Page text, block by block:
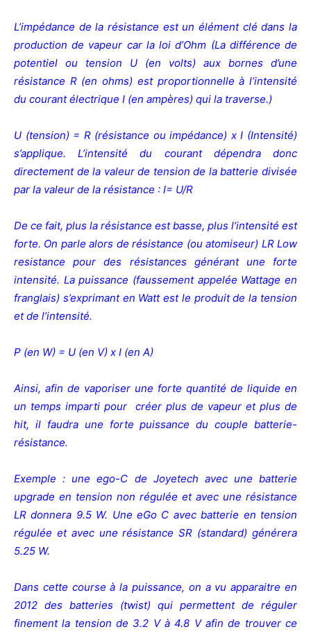
L’impédance de la résistance est un élément clé dans la
production de vapeur car la loi d’Ohm (La différence de
potentiel ou tension U (en volts) aux bornes d’une
résistance R (en ohms) est proportionnelle à l’intensité
du courant électrique I (en ampères) qui la traverse.)
U (tension) = R (résistance ou impédance) x I (Intensité)
s’applique. L’intensité du courant dépendra donc
directement de la valeur de tension de la batterie divisée
par la valeur de la résistance : I= U/R
De ce fait, plus la résistance est basse, plus l’intensité est
forte. On parle alors de résistance (ou atomiseur) LR Low
resistance pour des résistances générant une forte
intensité. La puissance (faussement appelée Wattage en
franglais) s’exprimant en Watt est le produit de la tension
et de l’intensité.
P (en W) = U (en V) x I (en A)
Ainsi, afin de vaporiser une forte quantité de liquide en
un temps imparti pour créer plus de vapeur et plus de
hit, il faudra une forte puissance du couple batterie-
résistance.
Exemple : une ego-C de Joyetech avec une batterie
upgrade en tension non régulée et avec une résistance
LR donnera 9.5 W. Une eGo C avec batterie en tension
régulée et avec une résistance SR (standard) générera
5.25 W.
Dans cette course à la puissance, on a vu apparaitre en
2012 des batteries (twist) qui permettent de réguler
finement la tension de 3.2 V à 4.8 V afin de trouver ce